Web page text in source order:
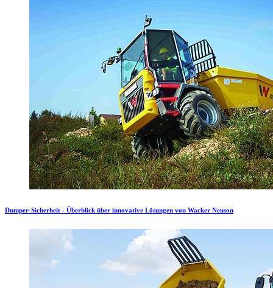
Dumper-Sicherheit - Überblick über innovative Lösungen von Wacker Neuson